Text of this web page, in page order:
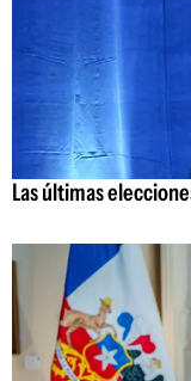
Las últimas